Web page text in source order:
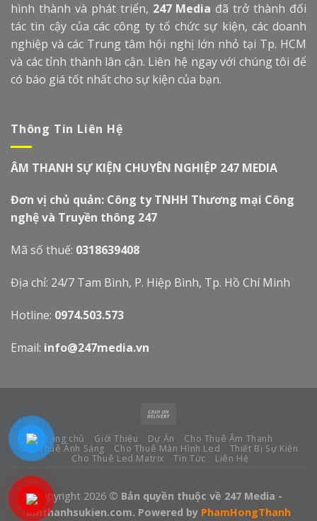
hình thành và phát triển, 247 Media đã trở thành đối
tác tin cậy của các công ty tổ chức sự kiện, các doanh
nghiệp và các Trung tâm hội nghị lớn nhỏ tại Tp. HCM
và các tỉnh thành lân cận. Liên hệ ngay với chúng tôi để
có báo giá tốt nhất cho sự kiện của bạn.
Thông Tin Liên Hệ
ÂM THANH SỰ KIỆN CHUYÊN NGHIỆP 247 MEDIA
Đơn vị chủ quản: Công ty TNHH Thương mại Công
nghệ và Truyền thông 247
Mã số thuế: 0318639408
Địa chỉ: 24/7 Tam Bình, P. Hiệp Bình, Tp. Hồ Chí Minh
Hotline: 0974.503.573
Email: info@247media.vn
Trang chủ Giới Thiệu Dự Án
Cho Thuê Âm Thanh
Cho Thuê Ánh Sáng
Cho Thuê Màn Hình Led
Thiết Bị Sự Kiện
Cho Thuê Led Matrix
Tin Tức Liên Hệ
Copyright 2026 © Bản quyền thuộc về 247 Media -
amthanhsukien.com. Powered by PhamHongThanh